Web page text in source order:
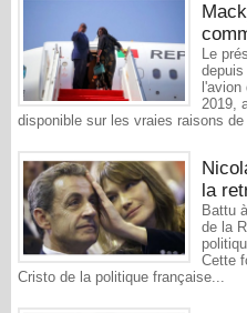
Le
2019,
disponible sur les vraies raisons
la
Battu
de la
Cette
Cristo de la politique française...